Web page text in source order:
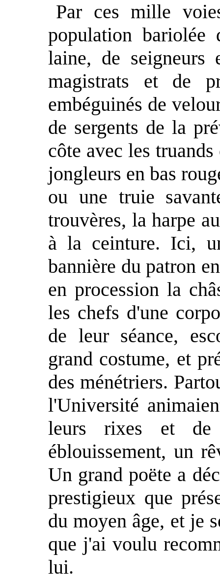
Par ces mille
population bariolée
laine, de seigneurs
magistrats et de
embéguinés de
de sergents de la
côte avec les
jongleurs en bas
ou une truie
trouvères, la harpe
à la ceinture. Ici,
bannière du patron
en procession la
les chefs d'une
de leur séance,
grand costume, et
des ménétriers.
l'Université
leurs rixes et de
éblouissement, un
Un grand poëte a
prestigieux que
du moyen âge, et je
que j'ai voulu
lui.